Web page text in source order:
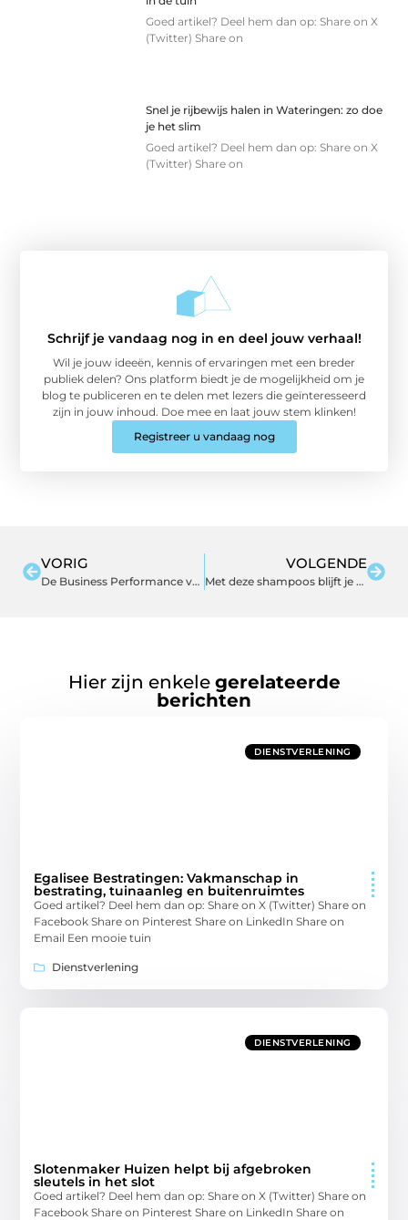
Goed artikel? Deel hem dan op: Share on X
(Twitter) Share on
Snel je rijbewijs halen in Wateringen: zo doe
je het slim
Goed artikel? Deel hem dan op: Share on X
(Twitter) Share on
Schrijf je vandaag nog in en deel jouw verhaal!
Wil je jouw ideeën, kennis of ervaringen met een breder
publiek delen? Ons platform biedt je de mogelijkheid om je
blog te publiceren en te delen met lezers die geïnteresseerd
zijn in jouw inhoud. Doe mee en laat jouw stem klinken!
Registreer u vandaag nog
VORIG
De Business Performance van het bedrijf verbeteren
VOLGENDE
Met deze shampoos blijft je haar mooi deze winter
Hier zijn enkele gerelateerde
berichten
DIENSTVERLENING
Egalisee Bestratingen: Vakmanschap in
bestrating, tuinaanleg en buitenruimtes
Goed artikel? Deel hem dan op: Share on X (Twitter) Share on
Facebook Share on Pinterest Share on LinkedIn Share on
Email Een mooie tuin
Dienstverlening
DIENSTVERLENING
Slotenmaker Huizen helpt bij afgebroken
sleutels in het slot
Goed artikel? Deel hem dan op: Share on X (Twitter) Share on
Facebook Share on Pinterest Share on LinkedIn Share on